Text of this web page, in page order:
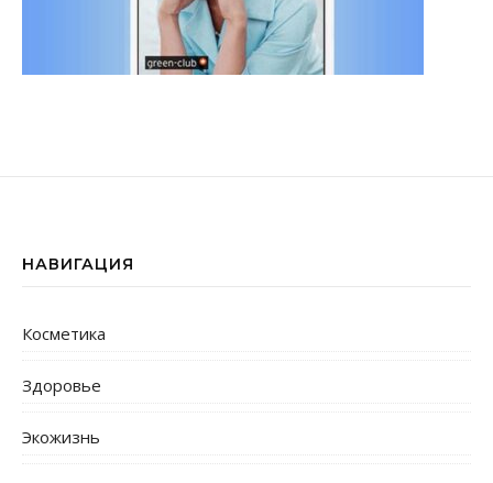
НАВИГАЦИЯ
Косметика
Здоровье
Экожизнь